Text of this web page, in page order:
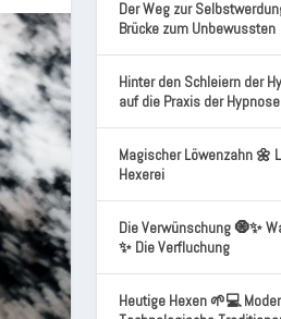
Der Weg zur
Brücke zum Unbewussten
Hinter den Schleiern der
auf die Praxis der
Magischer Löwenzahn 🌼
Hexerei
Die Verwünschung 🧿✨
✨ Die Verfluchung
Heutige Hexen 🌱💻